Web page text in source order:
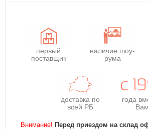
первый
поставщик
наличие шоу-
рума
доставка по
всей РБ
года
Внимание! Перед приездом на склад